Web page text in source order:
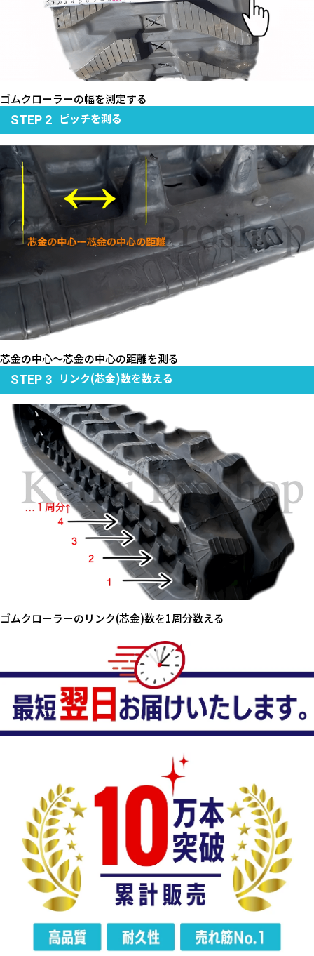
ゴムクローラーの幅を測定する
STEP 2 ピッチを測る
芯金の中心～芯金の中心の距離を測る
STEP 3
リンク(芯金)数を数える
ゴムクローラーのリンク(芯金)数を1周分数える